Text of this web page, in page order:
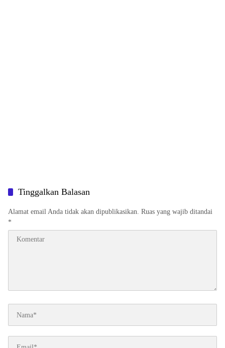
Tinggalkan Balasan
Alamat email Anda tidak akan dipublikasikan. Ruas yang wajib ditandai
*